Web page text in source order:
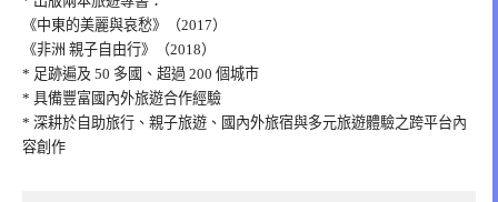
《中東的美麗與哀愁》（2017）
《非洲 親子自由行》（2018）
* 足跡遍及 50 多國、超過 200 個城市
* 具備豐富國內外旅遊合作經驗
* 深耕於自助旅行、親子旅遊、國內外旅宿與多元旅遊體驗之跨平台內
容創作